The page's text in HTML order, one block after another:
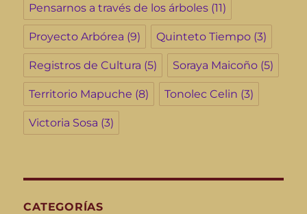
Pensarnos a través de los árboles (11)
Proyecto Arbórea (9) Quinteto Tiempo (3)
Registros de Cultura (5) Soraya Maicoño (5)
Territorio Mapuche (8) Tonolec Celin (3)
Victoria Sosa (3)
CATEGORÍAS